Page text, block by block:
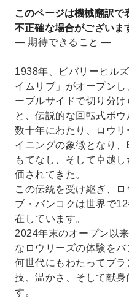
このページは機械翻訳
不正確な場合がございま
— 期待できること —
1938年、ビバリーヒル
イムリブ」がオープン
ーブルサイドで切り分
と、伝説的な回転式ボウ
数十年にわたり、ロウ
イニングの象徴となり
もてなし、そして卓越
価されてきた。
この伝統を受け継ぎ、
ブ・バンコクは世界で
在しています。
2024年末のオープン以
なロウリーズの体験をバ
何世代にもわたってブ
技、温かさ、そして献
す。